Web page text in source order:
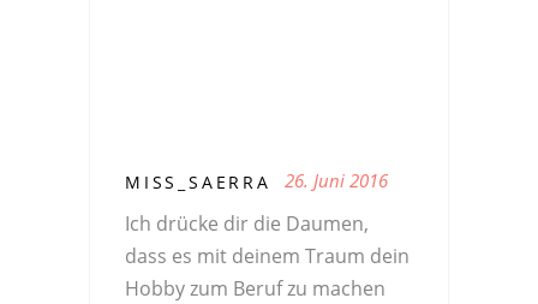
MISS_SAERRA 26. Juni 2016
Ich drücke dir die Daumen,
dass es mit deinem Traum dein
Hobby zum Beruf zu machen